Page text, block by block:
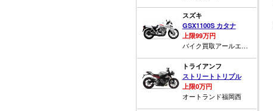
スズキ
GSX1100S カタナ
上限99万円
バイク買取アールエス福山
トライアンフ
ストリートトリプル
上限0万円
オートランド福岡西